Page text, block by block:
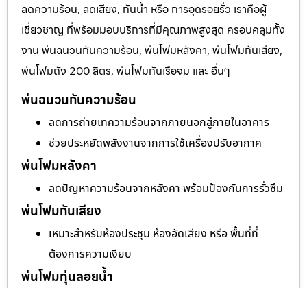
ลดความร้อน, ลดเสียง, กันน้ำ หรือ การอุดรอยรั่ว เราคือผู้
เชี่ยวชาญ ที่พร้อมมอบบริการที่มีคุณภาพสูงสุด ครอบคลุมทั้ง
งาน พ่นฉนวนกันความร้อน, พ่นโฟมหลังคา, พ่นโฟมกันเสียง,
พ่นโฟมถัง 200 ลิตร, พ่นโฟมกันเรือจม และ อื่นๆ
พ่นฉนวนกันความร้อน
ลดการถ่ายเทความร้อนจากภายนอกสู่ภายในอาคาร
ช่วยประหยัดพลังงานจากการใช้เครื่องปรับอากาศ
พ่นโฟมหลังคา
ลดปัญหาความร้อนจากหลังคา พร้อมป้องกันการรั่วซึม
พ่นโฟมกันเสียง
เหมาะสำหรับห้องประชุม ห้องอัดเสียง หรือ พื้นที่ที่
ต้องการความเงียบ
พ่นโฟมทุ่นลอยน้ำ